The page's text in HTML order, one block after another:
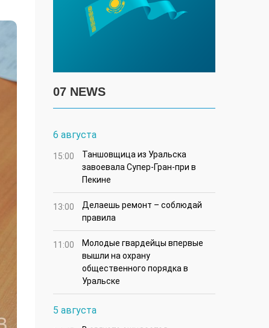
07 NEWS
6 августа
15:00
Таншовщица из Уральска
завоевала Супер-Гран-при в
Пекине
13:00
Делаешь ремонт – соблюдай
правила
11:00
Молодые гвардейцы впервые
вышли на охрану
общественного порядка в
Уральске
5 августа